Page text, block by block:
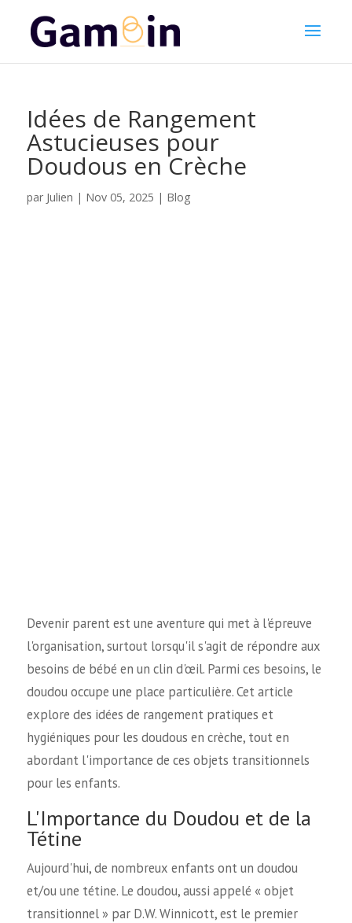
Idées de Rangement
Astucieuses pour
Doudous en Crèche
par Julien | Nov 05, 2025 | Blog
Devenir parent est une aventure qui met à l'épreuve
l'organisation, surtout lorsqu'il s'agit de répondre aux
besoins de bébé en un clin d'œil. Parmi ces besoins, le
doudou occupe une place particulière. Cet article
explore des idées de rangement pratiques et
hygiéniques pour les doudous en crèche, tout en
abordant l'importance de ces objets transitionnels
pour les enfants.
L'Importance du Doudou et de la
Tétine
Aujourd'hui, de nombreux enfants ont un doudou
et/ou une tétine. Le doudou, aussi appelé « objet
transitionnel » par D.W. Winnicott, est le premier